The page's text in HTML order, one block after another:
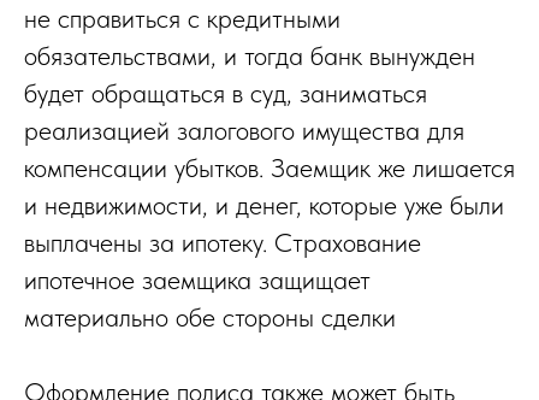
не справиться с кредитными
обязательствами, и тогда банк вынужден
будет обращаться в суд, заниматься
реализацией залогового имущества для
компенсации убытков. Заемщик же лишается
и недвижимости, и денег, которые уже были
выплачены за ипотеку. Страхование
ипотечное заемщика защищает
материально обе стороны сделки
Оформление полиса также может быть